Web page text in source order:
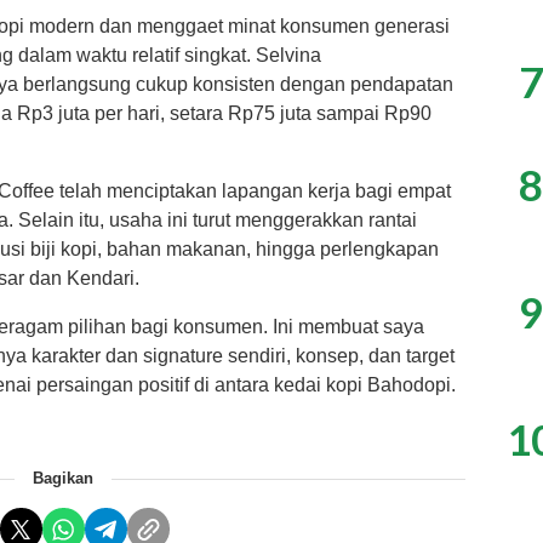
modern dan menggaet minat konsumen generasi
dalam waktu relatif singkat. Selvina
berlangsung cukup konsisten dengan pendapatan
Rp3 juta per hari, setara Rp75 juta sampai Rp90
telah menciptakan lapangan kerja bagi empat
Selain itu, usaha ini turut menggerakkan rantai
biji kopi, bahan makanan, hingga perlengkapan
dan Kendari.
pilihan bagi konsumen. Ini membuat saya
karakter dan signature sendiri, konsep, dan target
persaingan positif di antara kedai kopi Bahodopi.
Bagikan
7
8
9